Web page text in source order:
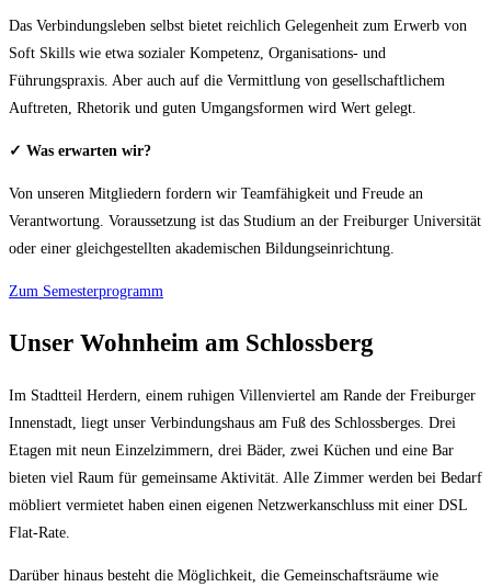
Das Verbindungsleben selbst bietet reichlich Gelegenheit zum Erwerb von
Soft Skills wie etwa sozialer Kompetenz, Organisations- und
Führungspraxis. Aber auch auf die Vermittlung von gesellschaftlichem
Auftreten, Rhetorik und guten Umgangsformen wird Wert gelegt.
✓ Was erwarten wir?
Von unseren Mitgliedern fordern wir Teamfähigkeit und Freude an
Verantwortung. Voraussetzung ist das Studium an der Freiburger Universität
oder einer gleichgestellten akademischen Bildungseinrichtung.
Zum Semesterprogramm
Unser Wohnheim am Schlossberg
Im Stadtteil Herdern, einem ruhigen Villenviertel am Rande der Freiburger
Innenstadt, liegt unser Verbindungshaus am Fuß des Schlossberges. Drei
Etagen mit neun Einzelzimmern, drei Bäder, zwei Küchen und eine Bar
bieten viel Raum für gemeinsame Aktivität. Alle Zimmer werden bei Bedarf
möbliert vermietet haben einen eigenen Netzwerkanschluss mit einer DSL
Flat-Rate.
Darüber hinaus besteht die Möglichkeit, die Gemeinschaftsräume wie